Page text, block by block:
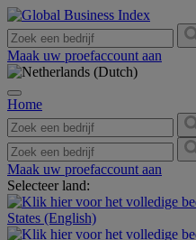
Maak uw proefaccount aan
Home
Maak uw proefaccount aan
Selecteer land:
States (English)